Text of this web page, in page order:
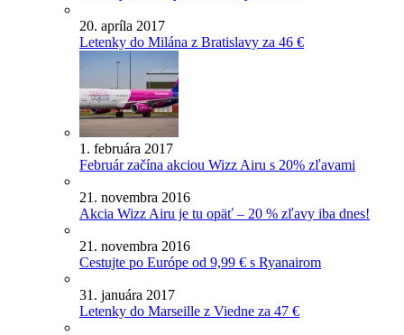
20. apríla 2017
Letenky do Milána z Bratislavy za 46 €
1. februára 2017
Február začína akciou Wizz Airu s 20% zľavami
21. novembra 2016
Akcia Wizz Airu je tu opäť – 20 % zľavy iba dnes!
21. novembra 2016
Cestujte po Európe od 9,99 € s Ryanairom
31. januára 2017
Letenky do Marseille z Viedne za 47 €